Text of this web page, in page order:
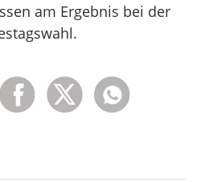
am Ergebnis bei der